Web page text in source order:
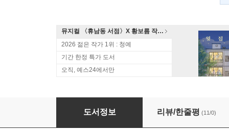
뮤지컬 〈휴남동 서점〉X 황보름 작가 북토크
2026 젊은 작가 1위 : 청예
기간 한정 특가 도서
오직, 예스24에서만
스네이크 스톤
도서정보 리뷰/한줄평 (11/0)